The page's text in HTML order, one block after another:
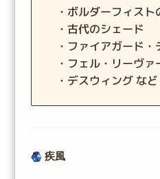
・ボルダーフィスト
・古代のシェード
・ファイアガード
・フェル・リーヴァ
・デスウィング など
疾風